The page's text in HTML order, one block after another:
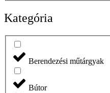
Kategória
Berendezési műtárgyak
Bútor